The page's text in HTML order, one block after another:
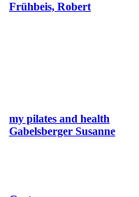
Frühbeis, Robert
my pilates and health
Gabelsberger Susanne